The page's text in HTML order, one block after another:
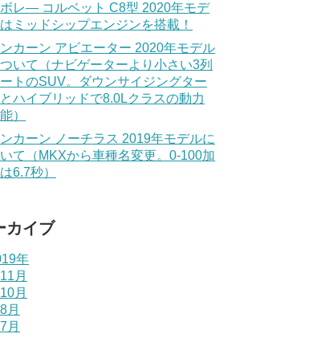
レ― コルベット C8型 2020年モデ
ミッドシップエンジンを搭載！
ンカーン アビエーター 2020年モデル
いて（ナビゲーターより小さい3列
トのSUV。ダウンサイジングター
ハイブリッドで8.0Lクラスの動力
）
カーン ノーチラス 2019年モデルに
て（MKXから車種名変更。0-100加
6.7秒）
カイブ
年
11月
10月
8月
7月